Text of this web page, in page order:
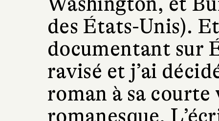
des États-Unis).
documentant sur
ravisé et j’ai
roman à sa
romanesque.